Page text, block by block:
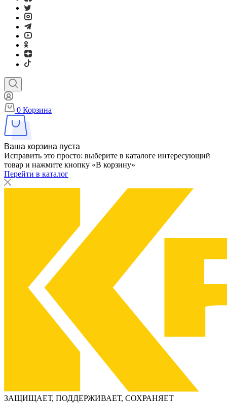
0 Корзина
Ваша корзина пуста
Исправить это просто: выберите в каталоге интересующий
товар и нажмите кнопку «В корзину»
Перейти в каталог
ЗАЩИЩАЕТ, ПОДДЕРЖИВАЕТ, СОХРАНЯЕТ